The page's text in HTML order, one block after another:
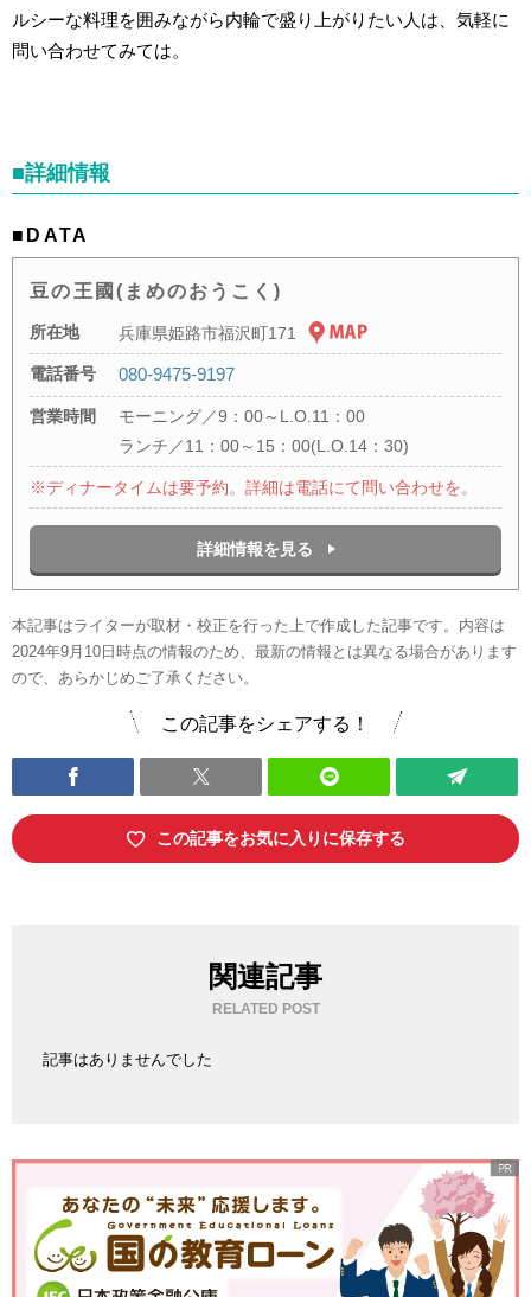
ルシーな料理を囲みながら内輪で盛り上がりたい人は、気軽に
問い合わせてみては。
■詳細情報
■DATA
豆の王國(まめのおうこく)
所在地 兵庫県姫路市福沢町171
電話番号 080-9475-9197
営業時間
モーニング／9：00～L.O.11：00
ランチ／11：00～15：00(L.O.14：30)
※ディナータイムは要予約。詳細は電話にて問い合わせを。
詳細情報を見る
本記事はライターが取材・校正を行った上で作成した記事です。内容は
2024年9月10日時点の情報のため、最新の情報とは異なる場合があります
ので、あらかじめご了承ください。
この記事をシェアする！
この記事をお気に入りに保存する
関連記事
RELATED POST
記事はありませんでした